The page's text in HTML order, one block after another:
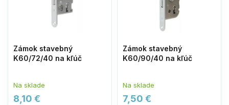
Zámok stavebný
K60/72/40 na kľúč
Na sklade
8,10 €
Zámok stavebný
K60/90/40 na kľúč
Na sklade
7,50 €